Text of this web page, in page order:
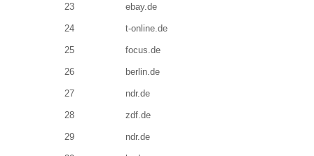
23 ebay.de
24 t-online.de
25 focus.de
26 berlin.de
27 ndr.de
28 zdf.de
29 ndr.de